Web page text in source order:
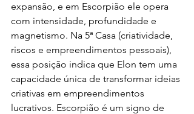
expansão, e em Escorpião ele opera
com intensidade, profundidade e
magnetismo. Na 5ª Casa (criatividade,
riscos e empreendimentos pessoais),
essa posição indica que Elon tem uma
capacidade única de transformar ideias
criativas em empreendimentos
lucrativos. Escorpião é um signo de